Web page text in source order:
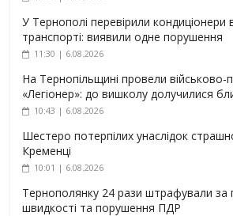
У Тернополі перевірили
транспорті: виявили одне порушення
11:30 | 6.08.2026
На Тернопільщині провели військово-
«Легіонер»: до вишколу долучилися
10:43 | 6.08.2026
Шестеро потерпілих унаслідок
Кременці
10:01 | 6.08.2026
Тернополянку 24 рази штрафували за
швидкості та порушення ПДР